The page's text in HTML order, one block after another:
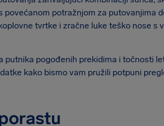
potražnjom za putovanjima
tvrtke i zračne luke teško nose s
putnika pogođenih prekidima i točnosti
kako bismo vam pružili potpuni